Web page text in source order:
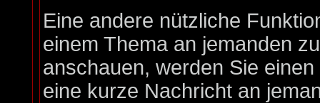
Eine andere nützliche
einem Thema an jemanden
anschauen, werden Sie
eine kurze Nachricht an